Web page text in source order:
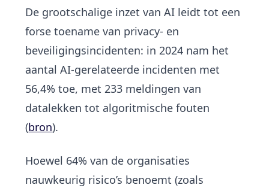
De grootschalige inzet van AI leidt tot een
forse toename van privacy- en
beveiligingsincidenten: in 2024 nam het
aantal AI-gerelateerde incidenten met
56,4% toe, met 233 meldingen van
datalekken tot algoritmische fouten
(bron).
Hoewel 64% van de organisaties
nauwkeurig risico’s benoemt (zoals